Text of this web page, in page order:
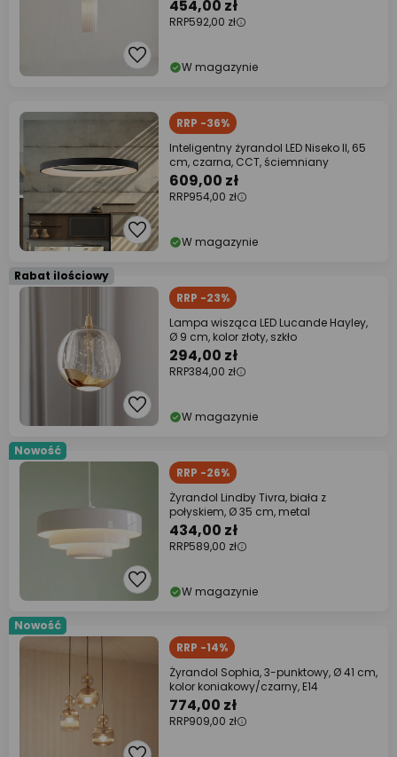
454,00 zł
RRP592,00 zł
W magazynie
RRP -36%
Inteligentny żyrandol LED Niseko II, 65
cm, czarna, CCT, ściemniany
609,00 zł
RRP954,00 zł
W magazynie
Rabat ilościowy
RRP -23%
Lampa wisząca LED Lucande Hayley,
Ø 9 cm, kolor złoty, szkło
294,00 zł
RRP384,00 zł
W magazynie
Nowość
RRP -26%
Żyrandol Lindby Tivra, biała z
połyskiem, Ø 35 cm, metal
434,00 zł
RRP589,00 zł
W magazynie
Nowość
RRP -14%
Żyrandol Sophia, 3-punktowy, Ø 41 cm,
kolor koniakowy/czarny, E14
774,00 zł
RRP909,00 zł